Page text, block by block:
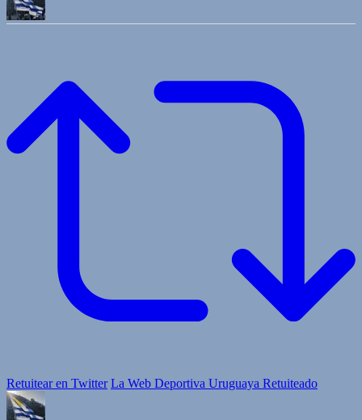
Retuitear en Twitter La Web Deportiva Uruguaya Retuiteado